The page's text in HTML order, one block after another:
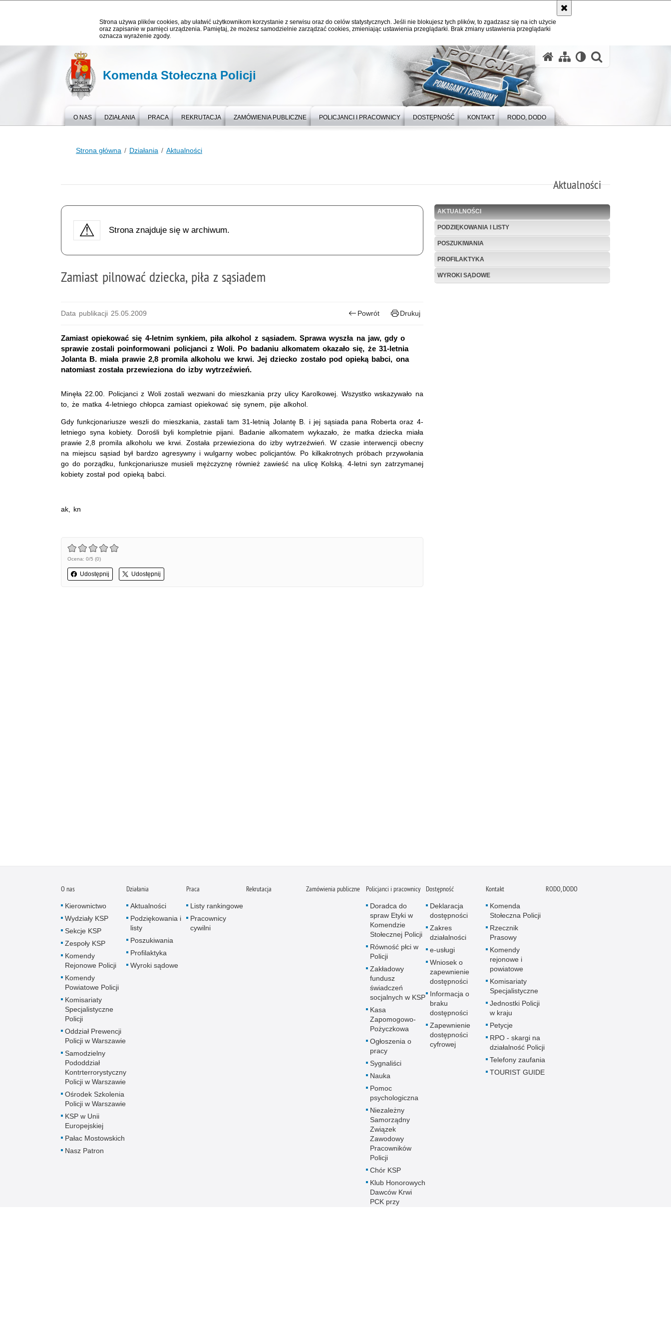
Strona używa plików cookies, aby ułatwić użytkownikom korzystanie z serwisu oraz do celów statystycznych. Jeśli nie blokujesz tych plików, to zgadzasz się na ich użycie
oraz zapisanie w pamięci urządzenia. Pamiętaj, że możesz samodzielnie zarządzać cookies, zmieniając ustawienia przeglądarki. Brak zmiany ustawienia przeglądarki
oznacza wyrażenie zgody.
Komenda Stołeczna Policji
O NAS DZIAŁANIA PRACA REKRUTACJA ZAMÓWIENIA PUBLICZNE POLICJANCI I PRACOWNICY DOSTĘPNOŚĆ KONTAKT RODO, DODO
Strona główna Działania Aktualności
Aktualności
Strona znajduje się w archiwum.
Zamiast pilnować dziecka, piła z sąsiadem
Data publikacji 25.05.2009 Powrót Drukuj
Zamiast opiekować się 4-letnim synkiem, piła alkohol z sąsiadem. Sprawa wyszła na jaw, gdy o
sprawie zostali poinformowani policjanci z Woli. Po badaniu alkomatem okazało się, że 31-letnia
Jolanta B. miała prawie 2,8 promila alkoholu we krwi. Jej dziecko zostało pod opieką babci, ona
natomiast została przewieziona do izby wytrzeźwień.
Minęła 22.00. Policjanci z Woli zostali wezwani do mieszkania przy ulicy Karolkowej. Wszystko wskazywało na
to, że matka 4-letniego chłopca zamiast opiekować się synem, pije alkohol.
Gdy funkcjonariusze weszli do mieszkania, zastali tam 31-letnią Jolantę B. i jej sąsiada pana Roberta oraz 4-
letniego syna kobiety. Dorośli byli kompletnie pijani. Badanie alkomatem wykazało, że matka dziecka miała
prawie 2,8 promila alkoholu we krwi. Została przewieziona do izby wytrzeźwień. W czasie interwencji obecny
na miejscu sąsiad był bardzo agresywny i wulgarny wobec policjantów. Po kilkakrotnych próbach przywołania
go do porządku, funkcjonariusze musieli mężczyznę również zawieść na ulicę Kolską. 4-letni syn zatrzymanej
kobiety został pod opieką babci.
ak, kn
Ocena: 0/5 (0)
Udostępnij Udostępnij
AKTUALNOŚCI
PODZIĘKOWANIA I LISTY
POSZUKIWANIA
PROFILAKTYKA
WYROKI SĄDOWE
O nas
Kierownictwo
Wydziały KSP
Sekcje KSP
Zespoły KSP
Komendy
Rejonowe Policji
Komendy
Powiatowe Policji
Komisariaty
Specjalistyczne
Policji
Oddział Prewencji
Policji w Warszawie
Samodzielny
Pododdział
Kontrterrorystyczny
Policji w Warszawie
Ośrodek Szkolenia
Policji w Warszawie
KSP w Unii
Europejskiej
Pałac Mostowskich
Nasz Patron
Działania
Aktualności
Podziękowania i
listy
Poszukiwania
Profilaktyka
Wyroki sądowe
Praca
Listy rankingowe
Pracownicy
cywilni
Rekrutacja Zamówienia publiczne Policjanci i pracownicy
Doradca do
spraw Etyki w
Komendzie
Stołecznej Policji
Równość płci w
Policji
Zakładowy
fundusz
świadczeń
socjalnych w KSP
Kasa
Zapomogowo-
Pożyczkowa
Ogłoszenia o
pracy
Sygnaliści
Nauka
Pomoc
psychologiczna
Niezależny
Samorządny
Związek
Zawodowy
Pracowników
Policji
Chór KSP
Klub Honorowych
Dawców Krwi
PCK przy
Dostępność
Deklaracja
dostępności
Zakres
działalności
e-usługi
Wniosek o
zapewnienie
dostępności
Informacja o
braku
dostępności
Zapewnienie
dostępności
cyfrowej
Kontakt
Komenda
Stołeczna Policji
Rzecznik
Prasowy
Komendy
rejonowe i
powiatowe
Komisariaty
Specjalistyczne
Jednostki Policji
w kraju
Petycje
RPO - skargi na
działalność Policji
Telefony zaufania
TOURIST GUIDE
RODO, DODO